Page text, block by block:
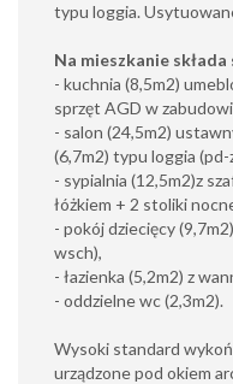
typu loggia.
Na mieszkanie składa
- kuchnia (8,5m2)
sprzęt AGD w
- salon (24,5m2)
(6,7m2) typu loggia
- sypialnia (12,5m2)z
łóżkiem + 2 stoliki
- pokój dziecięcy
wsch),
- łazienka (5,2m2) z
- oddzielne wc (2,3m2).
Wysoki standard
urządzone pod okiem